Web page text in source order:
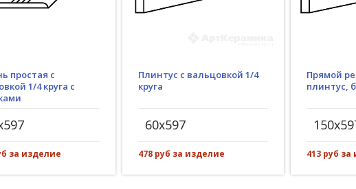
простая с
1/4 круга с
за изделие
Плинтус с вальцовкой 1/4
круга
60x597
478 руб за изделие
Прямой
плинтус,
413 руб